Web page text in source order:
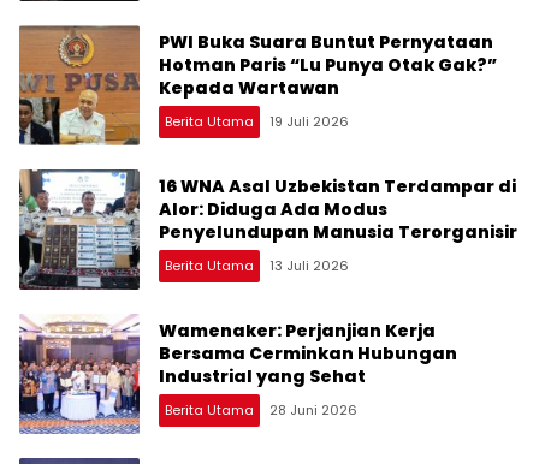
PWI Buka Suara Buntut Pernyataan
Hotman Paris “Lu Punya Otak Gak?”
Kepada Wartawan
Berita Utama 19 Juli 2026
16 WNA Asal Uzbekistan Terdampar di
Alor: Diduga Ada Modus
Penyelundupan Manusia Terorganisir
Berita Utama 13 Juli 2026
Wamenaker: Perjanjian Kerja
Bersama Cerminkan Hubungan
Industrial yang Sehat
Berita Utama 28 Juni 2026